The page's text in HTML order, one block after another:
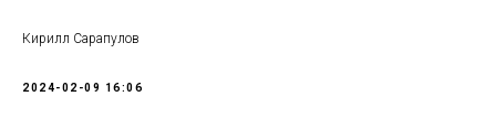
Кирилл Сарапулов
2024-02-09 16:06